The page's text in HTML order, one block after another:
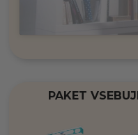
PAKET